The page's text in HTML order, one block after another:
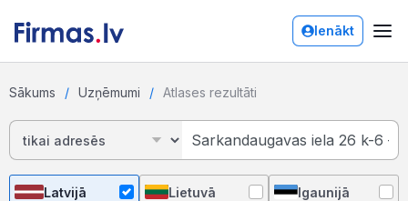
Ienākt
Sākums Uzņēmumi Atlases rezultāti
Latvijā Lietuvā Igaunijā